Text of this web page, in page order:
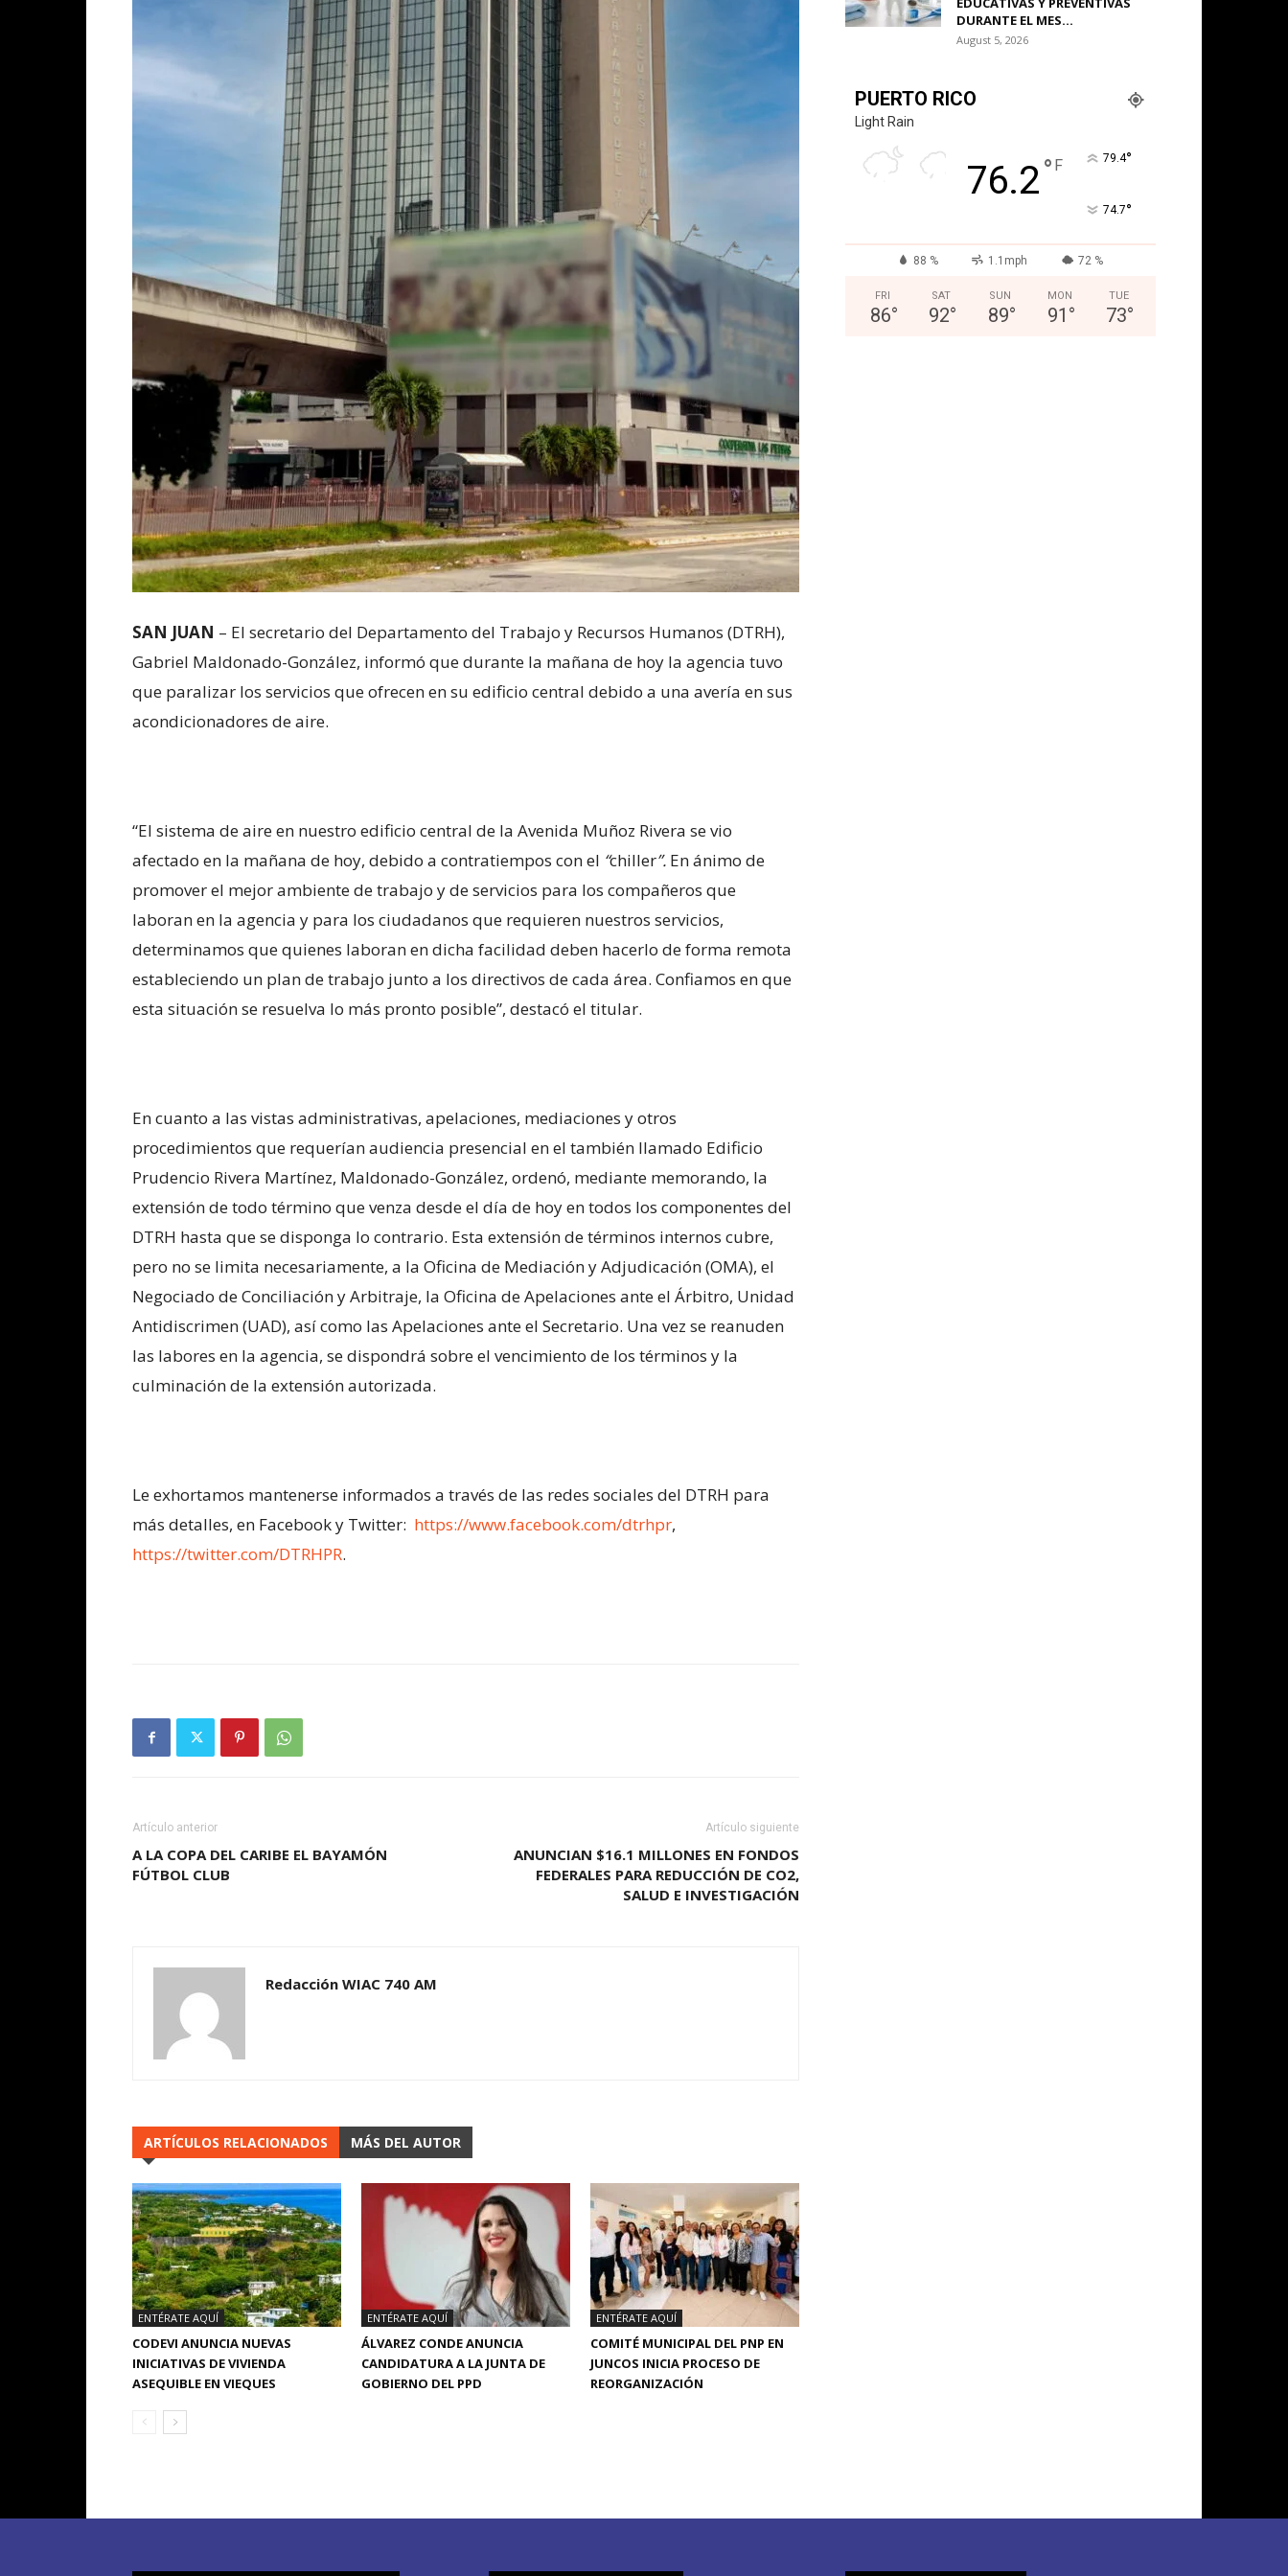
SAN JUAN – El secretario del Departamento del Trabajo y Recursos Humanos (DTRH),
Gabriel Maldonado-González, informó que durante la mañana de hoy la agencia tuvo
que paralizar los servicios que ofrecen en su edificio central debido a una avería en sus
acondicionadores de aire.
“El sistema de aire en nuestro edificio central de la Avenida Muñoz Rivera se vio
afectado en la mañana de hoy, debido a contratiempos con el “chiller”. En ánimo de
promover el mejor ambiente de trabajo y de servicios para los compañeros que
laboran en la agencia y para los ciudadanos que requieren nuestros servicios,
determinamos que quienes laboran en dicha facilidad deben hacerlo de forma remota
estableciendo un plan de trabajo junto a los directivos de cada área. Confiamos en que
esta situación se resuelva lo más pronto posible”, destacó el titular.
En cuanto a las vistas administrativas, apelaciones, mediaciones y otros
procedimientos que requerían audiencia presencial en el también llamado Edificio
Prudencio Rivera Martínez, Maldonado-González, ordenó, mediante memorando, la
extensión de todo término que venza desde el día de hoy en todos los componentes del
DTRH hasta que se disponga lo contrario. Esta extensión de términos internos cubre,
pero no se limita necesariamente, a la Oficina de Mediación y Adjudicación (OMA), el
Negociado de Conciliación y Arbitraje, la Oficina de Apelaciones ante el Árbitro, Unidad
Antidiscrimen (UAD), así como las Apelaciones ante el Secretario. Una vez se reanuden
las labores en la agencia, se dispondrá sobre el vencimiento de los términos y la
culminación de la extensión autorizada.
Le exhortamos mantenerse informados a través de las redes sociales del DTRH para
más detalles, en Facebook y Twitter: https://www.facebook.com/dtrhpr,
https://twitter.com/DTRHPR.
Artículo anterior
A LA COPA DEL CARIBE EL BAYAMÓN
FÚTBOL CLUB
Artículo siguiente
ANUNCIAN $16.1 MILLONES EN FONDOS
FEDERALES PARA REDUCCIÓN DE CO2,
SALUD E INVESTIGACIÓN
Redacción WIAC 740 AM
ARTÍCULOS RELACIONADOS MÁS DEL AUTOR
ENTÉRATE AQUÍ
CODEVI ANUNCIA NUEVAS
INICIATIVAS DE VIVIENDA
ASEQUIBLE EN VIEQUES
ENTÉRATE AQUÍ
ÁLVAREZ CONDE ANUNCIA
CANDIDATURA A LA JUNTA DE
GOBIERNO DEL PPD
ENTÉRATE AQUÍ
COMITÉ MUNICIPAL DEL PNP EN
JUNCOS INICIA PROCESO DE
REORGANIZACIÓN
DURANTE EL MES...
August 5, 2026
PUERTO RICO
Light Rain
76.2° F 79.4°
74.7°
88 % 1.1mph 72 %
FRI
86°
SAT
92°
SUN
89°
MON
91 °
TUE
73°